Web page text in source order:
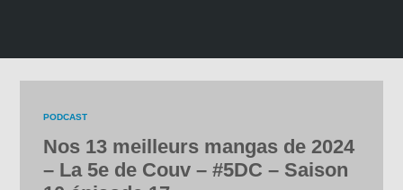
PODCAST
Nos 13 meilleurs mangas de 2024
– La 5e de Couv – #5DC – Saison